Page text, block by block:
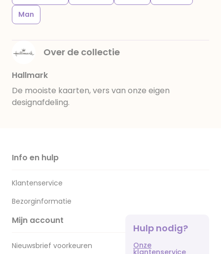
Man
Over de collectie
Hallmark
De mooiste kaarten, vers van onze eigen
designafdeling.
Info en hulp
Klantenservice
Bezorginformatie
Mijn account
Nieuwsbrief voorkeuren
Hulp nodig?
Onze
klantenservice